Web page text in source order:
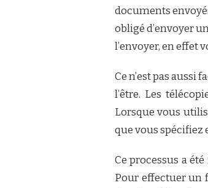
documents
obligé d’envoyer
l’envoyer, en effet
Ce n’est pas aussi
l’être. Les
Lorsque vous
que vous spécifiez
Ce processus a
Pour effectuer un